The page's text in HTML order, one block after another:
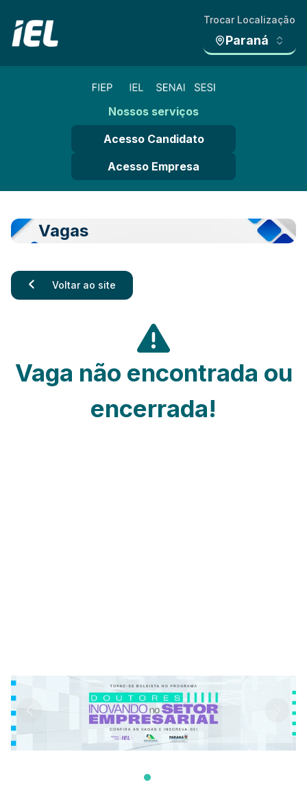
Trocar Localização
Paraná
Nossos serviços
Acesso Candidato
Acesso Empresa
Vagas
Voltar ao site
Vaga não encontrada ou
encerrada!